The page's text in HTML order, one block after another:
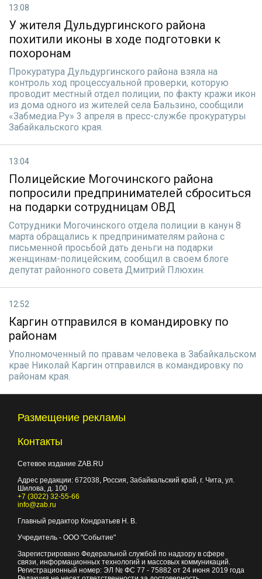
13:08
У жителя Дульдургинского района
похитили иконы в ходе подготовки к
похоронам
Прокуратура Дульдургинского района взяла на
контроль ход процессуальной проверки, которую
проводит местный отдел полиции, по факту кражи икон
из дома одного из жителей села Бальзино, сообщили
«Забмедиа.Ру» 3 апреля в пресс-службе прокуратуры
Забайкальского края.
13:04
Полицейские Могочинского района
попросили предпринимателей сброситься
на подарки сотрудницам OВД
Сотрудники Могочинского отдела полиции в канун 8
марта обращались к предпринимателям района с
письменной просьбой дать деньги на подарки
женщинам-полицейским, сообщил в своем блоге
депутат районного совета Дмитрий Плюхин.
12:52
Каргин отправился в командировку по
районам
Уполномоченный по правам человека в Забайкальском
крае Николай Каргин отправился в командировку по
районам края.
Размещение рекламы
Контакты
Сетевое издание ZAB.RU
Адрес редакции: 672038, Россия, Забайкальский край, г. Чита, ул.
Шилова, д. 100
+7 (3022) 32-55-66
info@zab.ru
Главный редактор Кондратьев Н. В.
Учредитель - ООО "Событие"
Зарегистрировано Федеральной службой по надзору в сфере
связи, информационных технологий и массовых коммуникаций.
Регистрационный номер: ЭЛ № ФС 77 - 75882 от 24 июня 2019 года